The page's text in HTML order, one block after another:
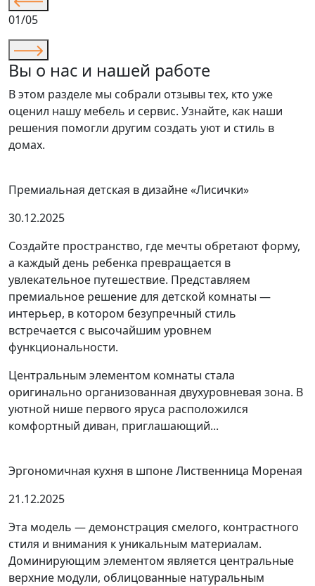
01/05
Вы о нас и нашей работе
В этом разделе мы собрали отзывы тех, кто уже
оценил нашу мебель и сервис. Узнайте, как наши
решения помогли другим создать уют и стиль в
домах.
Премиальная детская в дизайне «Лисички»
30.12.2025
Создайте пространство, где мечты обретают форму,
а каждый день ребенка превращается в
увлекательное путешествие. Представляем
премиальное решение для детской комнаты —
интерьер, в котором безупречный стиль
встречается с высочайшим уровнем
функциональности.
Центральным элементом комнаты стала
оригинально организованная двухуровневая зона. В
уютной нише первого яруса расположился
комфортный диван, приглашающий...
Эргономичная кухня в шпоне Лиственница Мореная
21.12.2025
Эта модель — демонстрация смелого, контрастного
стиля и внимания к уникальным материалам.
Доминирующим элементом является центральные
верхние модули, облицованные натуральным